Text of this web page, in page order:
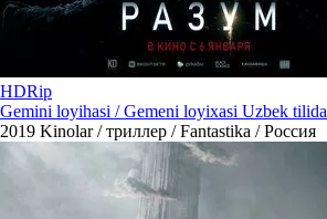
HDRip
Gemini loyihasi / Gemeni loyixasi Uzbek tilida
2019 Kinolar / триллер / Fantastika / Россия